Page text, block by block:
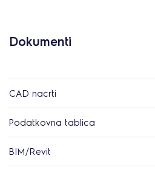
Dokumenti
CAD nacrti
Podatkovna tablica
BIM/Revit